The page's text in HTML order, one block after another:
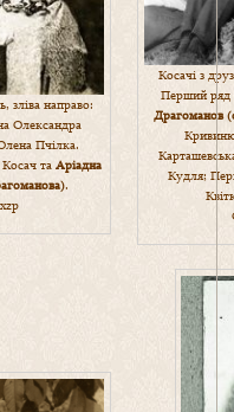
зліва направо:
Олександра
Пчілка.
та Аріадна
.
Косачі з
Перший ряд
Драгоманов
Кудля;